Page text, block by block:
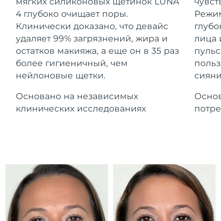
4 глубоко очищает поры.
Клинически доказано, что девайс
удаляет 99% загрязнений, жира и
остатков макияжа, а еще он в 35 раз
более гигиеничный, чем
нейлоновые щетки.
Основано на независимых
клинических исследованиях
лица
For healthy hair
Косметика Для мужчин
Купить
Гибралтар
Ожидаемая дата доставки
8/14/26
Греция
Ожидаемая дата доставки
Гонконг (САР)
Ожидаемая дата доставки
8/11/26
Венгрия
Ожидаемая дата доставки
Ирландия
Ожидаемая дата доставки
8/10/26
о-в Мэн
Ожидаемая дата доставки